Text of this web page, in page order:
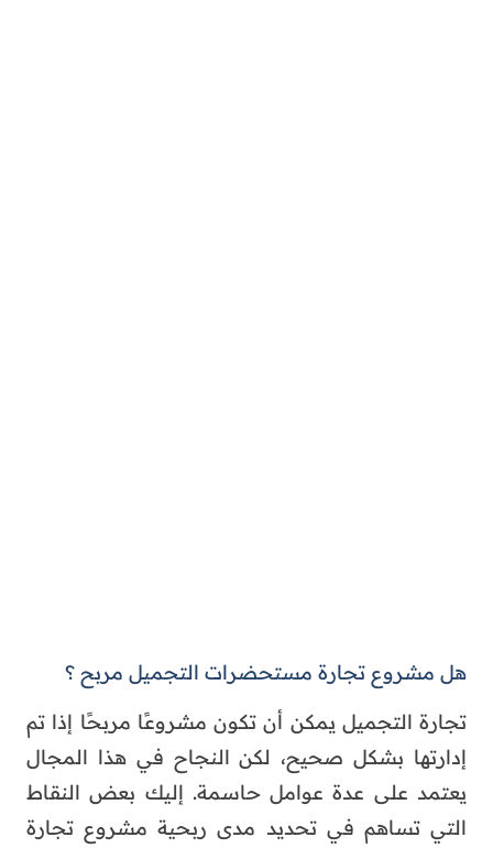
هل مشروع تجارة مستحضرات التجميل مربح ؟
تجارة التجميل يمكن أن تكون مشروعًا مربحًا إذا تم
إدارتها بشكل صحيح، لكن النجاح في هذا المجال
يعتمد على عدة عوامل حاسمة. إليك بعض النقاط
التي تساهم في تحديد مدى ربحية مشروع تجارة